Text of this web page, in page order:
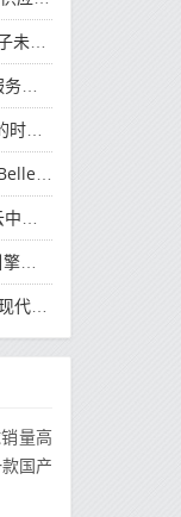
产品
台
工作
造商
户
本
方法
量高
国产